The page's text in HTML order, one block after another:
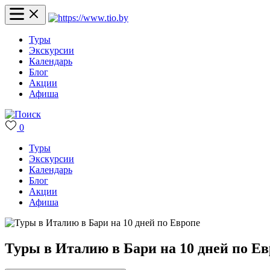
Туры
Экскурсии
Календарь
Блог
Акции
Афиша
0
Туры
Экскурсии
Календарь
Блог
Акции
Афиша
Туры в Италию в Бари на 10 дней по